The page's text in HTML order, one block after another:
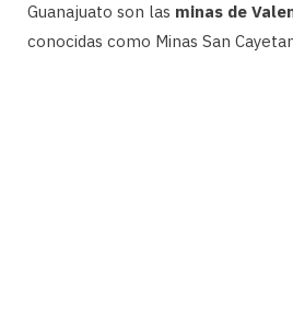
Guanajuato son las minas de
conocidas como Minas San